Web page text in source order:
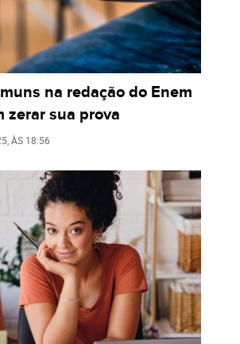
na redação do Enem
zerar sua prova
, ÀS 18:56